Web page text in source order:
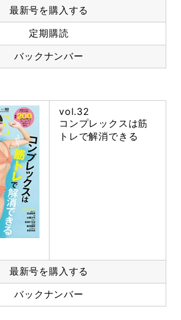
最新号を購入する
定期購読
バックナンバー
vol.32
コンプレックスは筋
トレで解消できる
最新号を購入する
バックナンバー